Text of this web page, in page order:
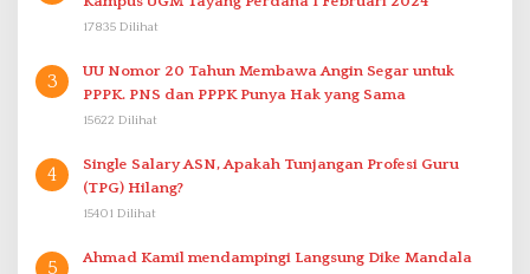
17835 Dilihat
3
UU Nomor 20 Tahun Membawa Angin Segar untuk
PPPK. PNS dan PPPK Punya Hak yang Sama
15622 Dilihat
4
Single Salary ASN, Apakah Tunjangan Profesi Guru
(TPG) Hilang?
15401 Dilihat
5
Ahmad Kamil mendampingi Langsung Dike Mandala